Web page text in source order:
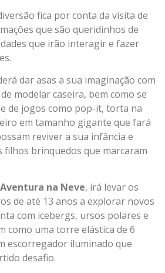
fica por conta da visita de
que são queridinhos de
que irão interagir e fazer
dar asas a sua imaginação com
modelar caseira, bem como se
de jogos como pop-it, torta na
em tamanho gigante que fará
reviver a sua infância e
filhos brinquedos que marcaram
Aventura na Neve, irá levar os
de até 13 anos a explorar novos
com icebergs, ursos polares e
como uma torre elástica de 6
escorregador iluminado que
desafio.